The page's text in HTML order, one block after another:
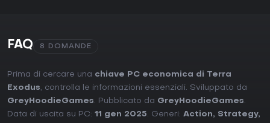
FAQ 8 DOMANDE
Prima di cercare una chiave PC economica di Terra
Exodus, controlla le informazioni essenziali. Sviluppato da
GreyHoodieGames. Pubblicato da GreyHoodieGames.
Data di uscita su PC: 11 gen 2025. Generi: Action, Strategy,